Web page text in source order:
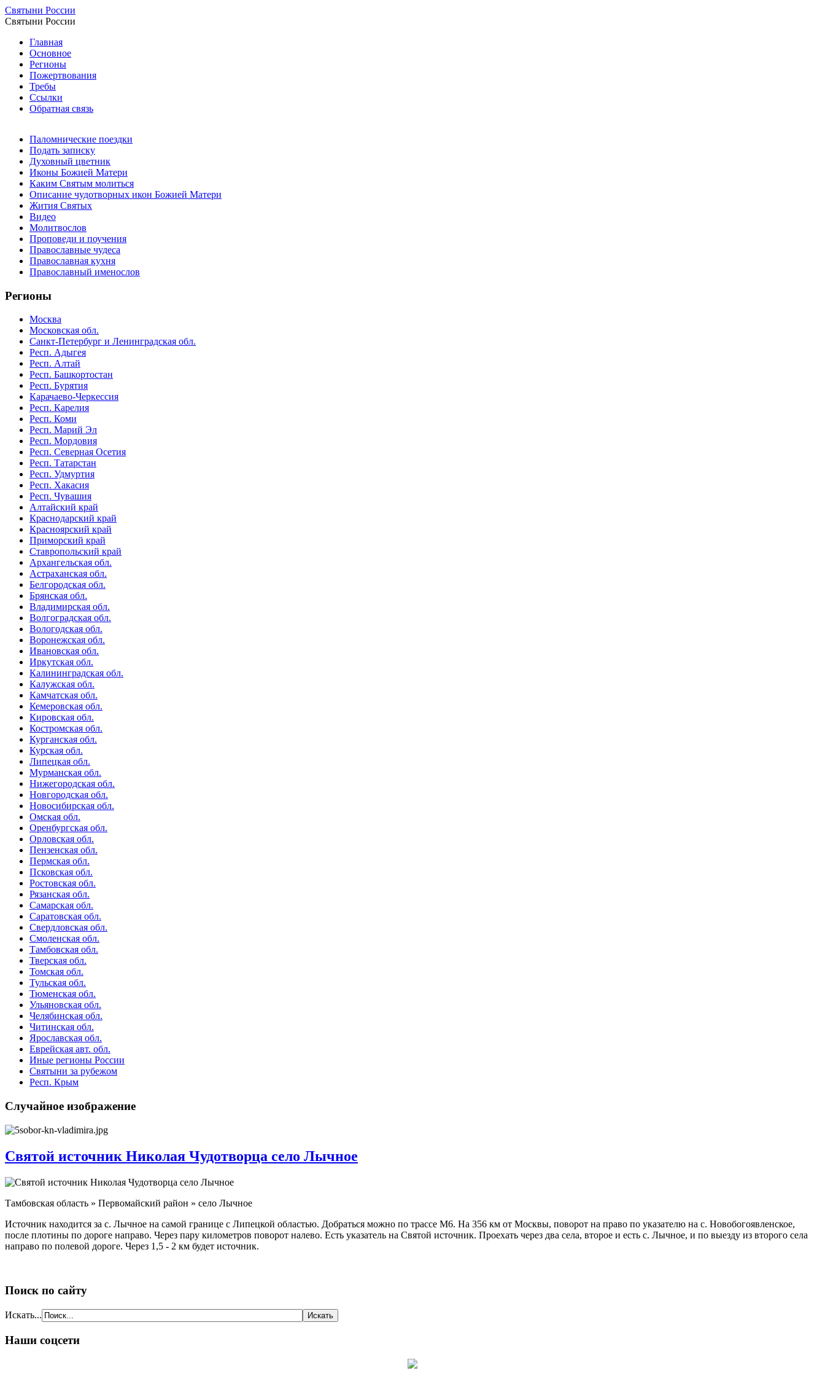
Святыни России
Святыни России
Главная
Основное
Регионы
Пожертвования
Требы
Ссылки
Обратная связь
Паломнические поездки
Подать записку
Духовный цветник
Иконы Божией Матери
Каким Святым молиться
Описание чудотворных икон Божией Матери
Жития Святых
Видео
Молитвослов
Проповеди и поучения
Православные чудеса
Православная кухня
Православный именослов
Регионы
Москва
Московская обл.
Санкт-Петербург и Ленинградская обл.
Респ. Адыгея
Респ. Алтай
Респ. Башкортостан
Респ. Бурятия
Карачаево-Черкессия
Респ. Карелия
Респ. Коми
Респ. Марий Эл
Респ. Мордовия
Респ. Северная Осетия
Респ. Татарстан
Респ. Удмуртия
Респ. Хакасия
Респ. Чувашия
Алтайский край
Краснодарский край
Красноярский край
Приморский край
Ставропольский край
Архангельская обл.
Астраханская обл.
Белгородская обл.
Брянская обл.
Владимирская обл.
Волгоградская обл.
Вологодская обл.
Воронежская обл.
Ивановская обл.
Иркутская обл.
Калининградская обл.
Калужская обл.
Камчатская обл.
Кемеровская обл.
Кировская обл.
Костромская обл.
Курганская обл.
Курская обл.
Липецкая обл.
Мурманская обл.
Нижегородская обл.
Новгородская обл.
Новосибирская обл.
Омская обл.
Оренбургская обл.
Орловская обл.
Пензенская обл.
Пермская обл.
Псковская обл.
Ростовская обл.
Рязанская обл.
Самарская обл.
Саратовская обл.
Свердловская обл.
Смоленская обл.
Тамбовская обл.
Тверская обл.
Томская обл.
Тульская обл.
Тюменская обл.
Ульяновская обл.
Челябинская обл.
Читинская обл.
Ярославская обл.
Еврейская авт. обл.
Иные регионы России
Святыни за рубежом
Респ. Крым
Случайное изображение
Святой источник Николая Чудотворца село Лычное
Тамбовская область » Первомайский район » село Лычное
Источник находится за с. Лычное на самой границе с Липецкой областью. Добраться можно по трассе М6. На 356 км от Москвы, поворот на право по указателю на с. Новобогоявленское,
после плотины по дороге направо. Через пару километров поворот налево. Есть указатель на Святой источник. Проехать через два села, второе и есть с. Лычное, и по выезду из второго села
направо по полевой дороге. Через 1,5 - 2 км будет источник.
Поиск по сайту
Искать...
Наши соцсети